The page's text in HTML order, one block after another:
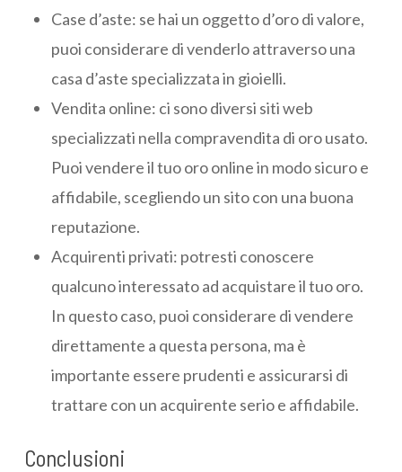
Case d’aste: se hai un oggetto d’oro di valore,
puoi considerare di venderlo attraverso una
casa d’aste specializzata in gioielli.
Vendita online: ci sono diversi siti web
specializzati nella compravendita di oro usato.
Puoi vendere il tuo oro online in modo sicuro e
affidabile, scegliendo un sito con una buona
reputazione.
Acquirenti privati: potresti conoscere
qualcuno interessato ad acquistare il tuo oro.
In questo caso, puoi considerare di vendere
direttamente a questa persona, ma è
importante essere prudenti e assicurarsi di
trattare con un acquirente serio e affidabile.
Conclusioni